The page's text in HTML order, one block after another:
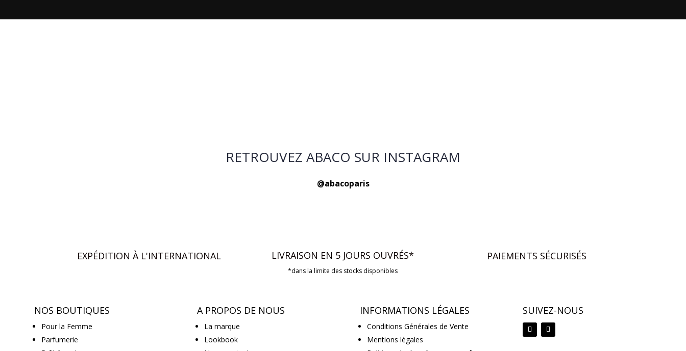
RETROUVEZ ABACO SUR INSTAGRAM
@abacoparis
EXPÉDITION À L'INTERNATIONAL LIVRAISON EN 5 JOURS OUVRÉS*
*dans la limite des stocks disponibles
PAIEMENTS SÉCURISÉS
NOS BOUTIQUES
Pour la Femme
Parfumerie
A PROPOS DE NOUS
La marque
Lookbook
INFORMATIONS LÉGALES
Conditions Générales de Vente
Mentions légales
SUIVEZ-NOUS